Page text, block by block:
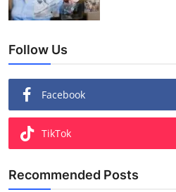
Follow Us
Facebook
TikTok
Recommended Posts